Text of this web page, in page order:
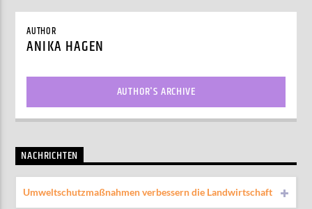
AUTHOR
ANIKA HAGEN
AUTHOR'S ARCHIVE
NACHRICHTEN
Umweltschutzmaßnahmen verbessern die Landwirtschaft